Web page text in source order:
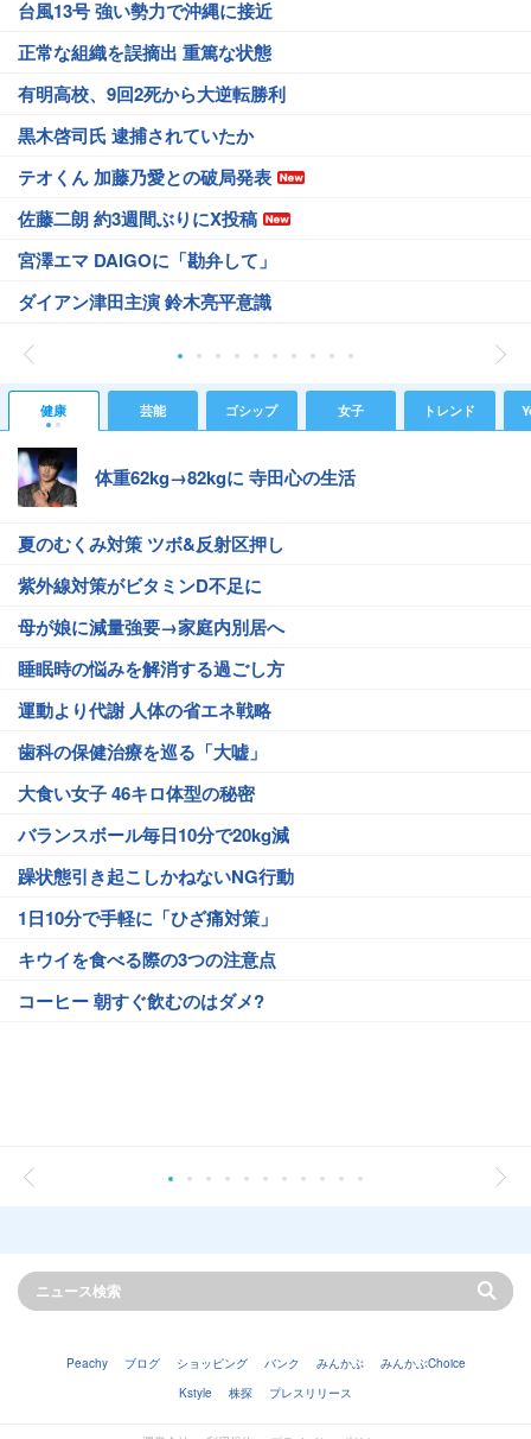
台風13号 強い勢力で沖縄に接近
正常な組織を誤摘出 重篤な状態
有明高校、9回2死から大逆転勝利
黒木啓司氏 逮捕されていたか
テオくん 加藤乃愛との破局発表
佐藤二朗 約3週間ぶりにX投稿
宮澤エマ DAIGOに「勘弁して」
ダイアン津田主演 鈴木亮平意識
健康 芸能 ゴシップ 女子 トレンド
体重62kg→82kgに 寺田心の生活
夏のむくみ対策 ツボ&反射区押し
紫外線対策がビタミンD不足に
母が娘に減量強要→家庭内別居へ
睡眠時の悩みを解消する過ごし方
運動より代謝 人体の省エネ戦略
歯科の保健治療を巡る「大嘘」
大食い女子 46キロ体型の秘密
バランスボール毎日10分で20kg減
躁状態引き起こしかねないNG行動
1日10分で手軽に「ひざ痛対策」
キウイを食べる際の3つの注意点
コーヒー 朝すぐ飲むのはダメ?
Peachy ブログ ショッピング バンク みんかぶ
みんかぶChoice
Kstyle
株探 プレスリリース